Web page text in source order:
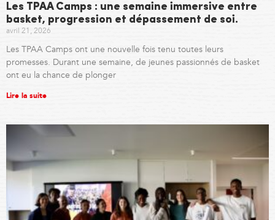
Les TPAA Camps : une semaine immersive entre
basket, progression et dépassement de soi.
avril 21, 2026
Les TPAA Camps ont une nouvelle fois tenu toutes leurs
promesses. Durant une semaine, de jeunes passionnés de basket
ont eu la chance de plonger
Lire la suite